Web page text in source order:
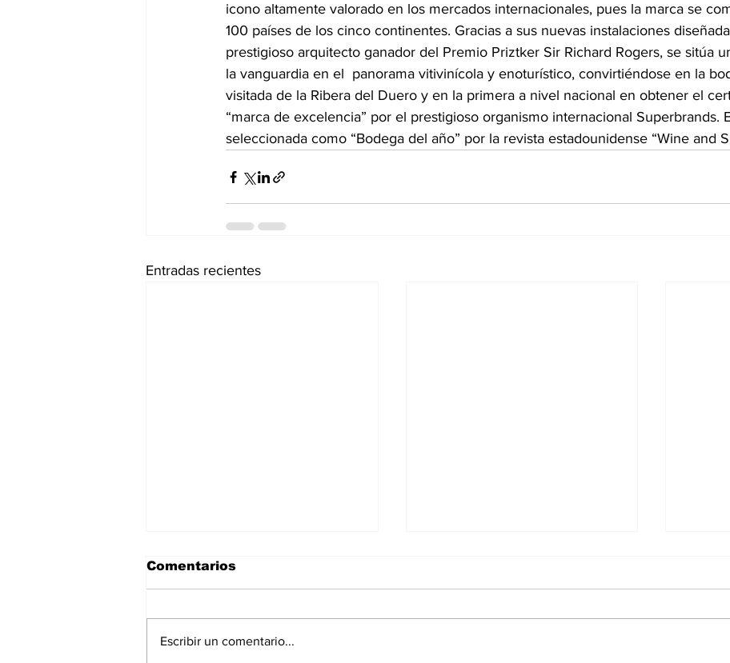
icono altamente valorado en los mercados internacionales, pues la marca se
100 países de los cinco continentes. Gracias a sus nuevas instalaciones
prestigioso arquitecto ganador del Premio Priztker Sir Richard Rogers, se sitúa
la vanguardia en el  panorama vitivinícola y enoturístico, convirtiéndose en la
visitada de la Ribera del Duero y en la primera a nivel nacional en obtener el
“marca de excelencia” por el prestigioso organismo internacional Superbrands.
seleccionada como “Bodega del año” por la revista estadounidense “Wine and
Entradas recientes
Comentarios
Escribir un comentario...